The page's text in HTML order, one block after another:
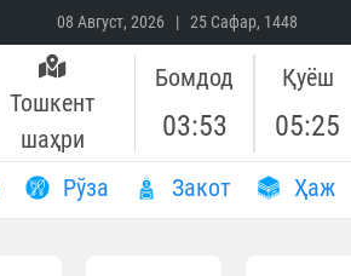
08 Август, 2026 | 25 Сафар, 1448
Тошкент
шаҳри
Бомдод
03:53
Қуёш
05:25
Рўза Закот Ҳаж